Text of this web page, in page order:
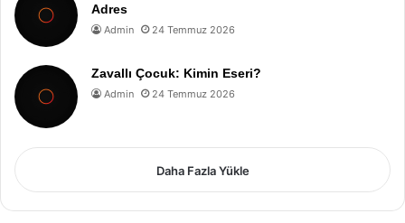
Adres
Admin 24 Temmuz 2026
Zavallı Çocuk: Kimin Eseri?
Admin 24 Temmuz 2026
Daha Fazla Yükle